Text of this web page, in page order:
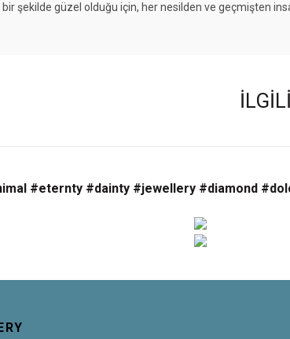
şekilde güzel olduğu için, her nesilden ve geçmişten
#eternty #dainty #jewellery #diamond